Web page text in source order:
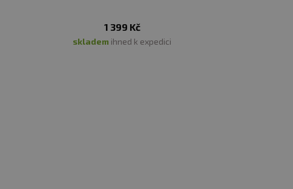
1 399 Kč
skladem ihned k expedici